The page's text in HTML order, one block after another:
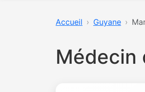
Accueil Guyane
Médecin